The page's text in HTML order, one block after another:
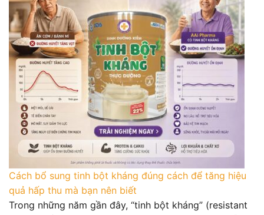
Cách bổ sung tinh bột kháng đúng cách để tăng hiệu
quả hấp thu mà bạn nên biết
Trong những năm gần đây, “tinh bột kháng” (resistant